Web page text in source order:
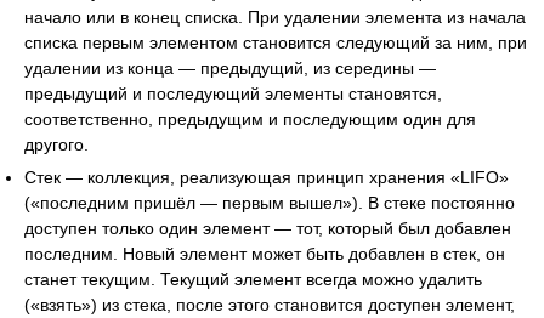
начало или в конец списка. При удалении элемента из начала
списка первым элементом становится следующий за ним, при
удалении из конца — предыдущий, из середины —
предыдущий и последующий элементы становятся,
соответственно, предыдущим и последующим один для
другого.
Стек — коллекция, реализующая принцип хранения «LIFO»
(«последним пришёл — первым вышел»). В стеке постоянно
доступен только один элемент — тот, который был добавлен
последним. Новый элемент может быть добавлен в стек, он
станет текущим. Текущий элемент всегда можно удалить
(«взять») из стека, после этого становится доступен элемент,